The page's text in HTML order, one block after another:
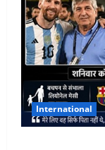
International